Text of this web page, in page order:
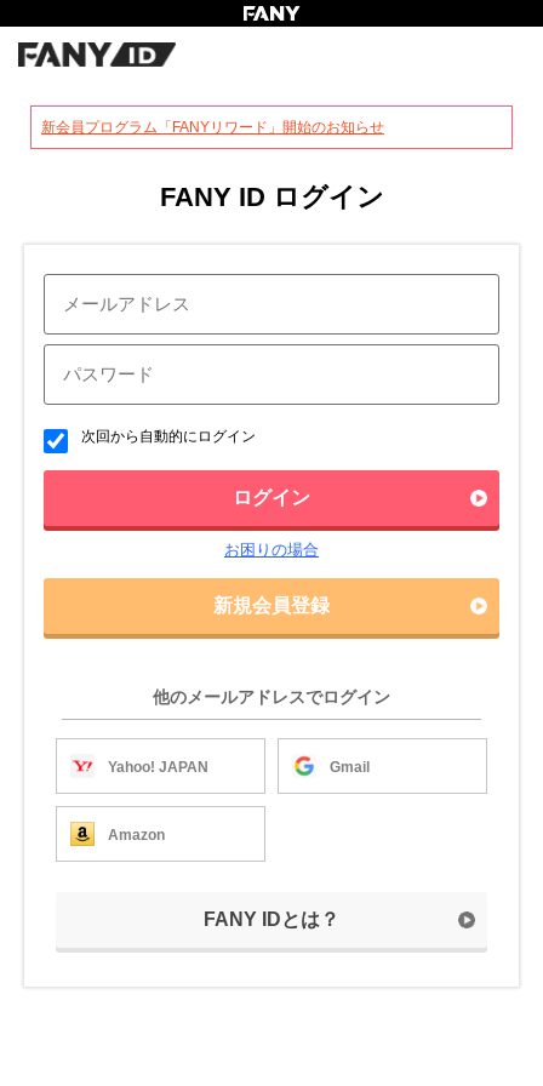
新会員プログラム「FANYリワード」開始のお知らせ
FANY ID ログイン
次回から自動的にログイン
ログイン
お困りの場合
新規会員登録
他のメールアドレスでログイン
Yahoo! JAPAN Gmail
Amazon
FANY IDとは？